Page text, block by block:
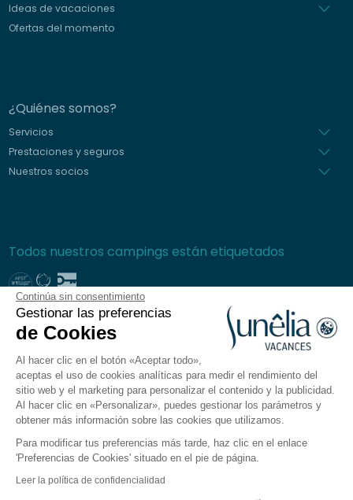
Continúa sin consentimiento
Gestionar las preferencias
de Cookies
Al hacer clic en el botón «Aceptar todo»,
aceptas el uso de cookies analíticas para medir el rendimiento del
sitio web y el marketing para personalizar el contenido y la publicidad.
Al hacer clic en «Personalizar», puedes gestionar los parámetros y
obtener más información sobre las cookies que utilizamos.
Para modificar tus preferencias más tarde, haz clic en el enlace
'Preferencias de Cookies' situado en el pie de página.
Leer la política de confidencialidad
Ideas de vacaciones
Ofertas del momento
¿Quiénes somos?
Servicios
Prestaciones y seguros
Nuestros socios
Todos nuestros campings están etiquetados
Pago seguro
Preguntas frecuentes
Condiciones generales de venta
Política de privacidad
Aviso legal
Plano del sitio